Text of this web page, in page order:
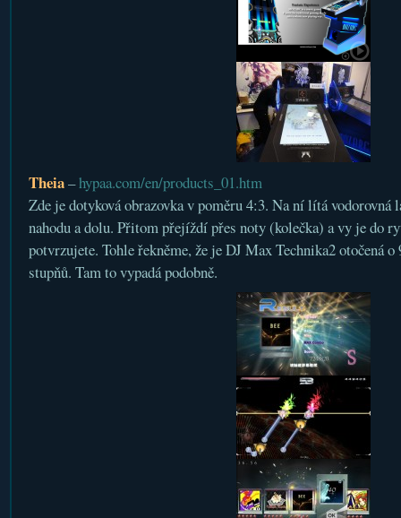
Theia–hypaa.com/en/products_01.htm
Zde je dotyková obrazovka v poměru 4:3. Na ní lítá vodorovná
nahodu a dolu. Přitom přejíždí přes noty (kolečka) a vy je do
potvrzujete. Tohle řekněme, že je DJ Max Technika2 otočená o
stupňů. Tam to vypadá podobně.